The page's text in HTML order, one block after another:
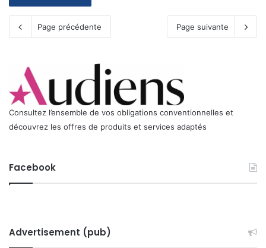
Page précédente Page suivante
Consultez l’ensemble de vos obligations conventionnelles et
découvrez les offres de produits et services adaptés
Facebook
Advertisement (pub)